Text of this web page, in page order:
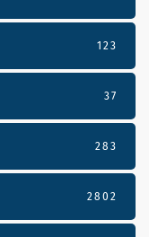
123
37
283
2802